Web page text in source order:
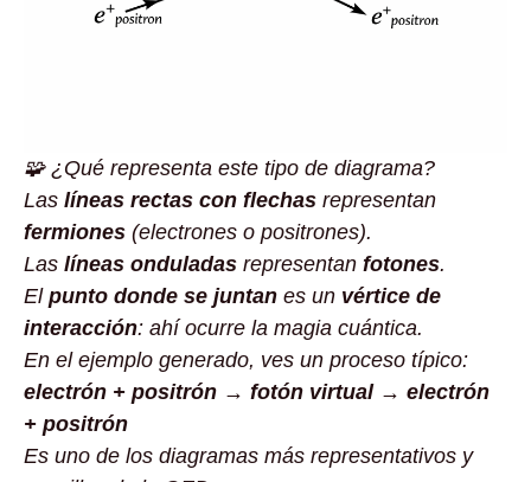
🧩 ¿Qué representa este tipo de diagrama?
Las líneas rectas con flechas representan
fermiones (electrones o positrones).
Las líneas onduladas representan fotones.
El punto donde se juntan es un vértice de
interacción: ahí ocurre la magia cuántica.
En el ejemplo generado, ves un proceso típico:
electrón + positrón → fotón virtual → electrón
+ positrón
Es uno de los diagramas más representativos y